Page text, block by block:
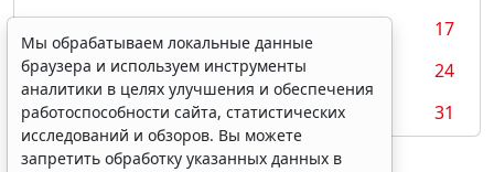
17
18
19 20 21 22
24
25
26 27 28 29 31
Мы обрабатываем локальные данные
браузера и используем инструменты
аналитики в целях улучшения и обеспечения
работоспособности сайта, статистических
исследований и обзоров. Вы можете
запретить обработку указанных данных в